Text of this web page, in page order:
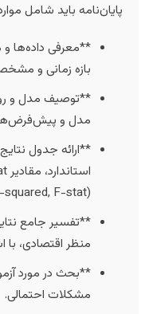
باید شامل موارد
**معرفی داده‌ها و
بازه زمانی و مشخصات
**توصیف مدل و روش
مدل و پیش‌فرض‌های
**ارائه جدول
**تفسیر جامع
منظر اقتصادی، با
**بحث در مورد
مشکلات احتمالی.